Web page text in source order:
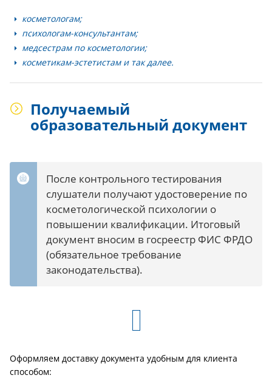
косметологам;
психологам-консультантам;
медсестрам по косметологии;
косметикам-эстетистам и так далее.
Получаемый
образовательный документ
После контрольного тестирования
слушатели получают удостоверение по
косметологической психологии о
повышении квалификации. Итоговый
документ вносим в госреестр ФИС ФРДО
(обязательное требование
законодательства).
Оформляем доставку документа удобным для клиента
способом: